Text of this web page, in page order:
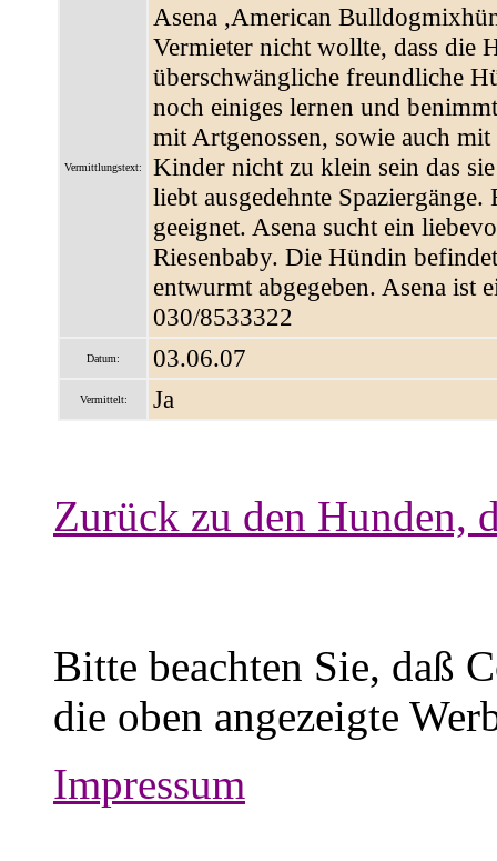
Vermittlungstext:
Asena ,American
Vermieter nicht wollte, dass die
überschwängliche freundliche
noch einiges lernen und
mit Artgenossen, sowie auch
Kinder nicht zu klein sein das
liebt ausgedehnte
geeignet. Asena sucht ein
Riesenbaby. Die Hündin
entwurmt abgegeben. Asena ist
030/8533322
Datum: 03.06.07
Vermittelt: Ja
Zurück zu den Hunden,
Bitte beachten Sie, daß
die oben angezeigte
Impressum